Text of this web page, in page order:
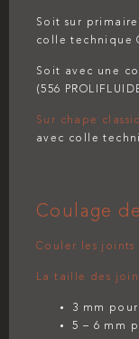
Soit sur
colle technique
Soit avec une
(556
Sur chape
avec colle
Coulage
Couler les joints
La taille des
3 mm
5 – 6 mm